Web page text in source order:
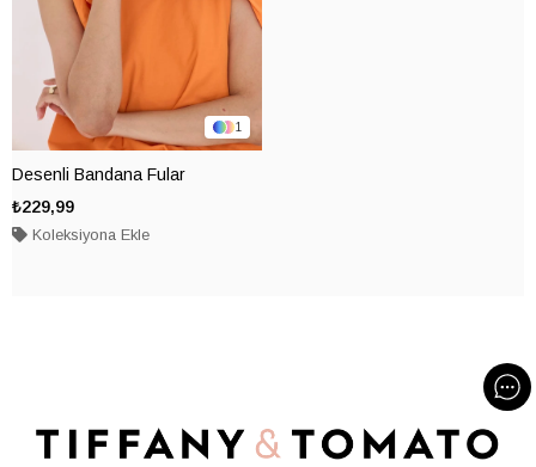
1
Desenli Bandana Fular
₺229,99
Koleksiyona Ekle